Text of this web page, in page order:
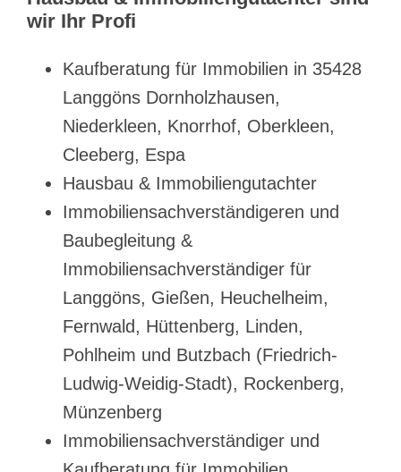
wir Ihr Profi
Kaufberatung für Immobilien in 35428
Langgöns Dornholzhausen,
Niederkleen, Knorrhof, Oberkleen,
Cleeberg, Espa
Hausbau & Immobiliengutachter
Immobiliensachverständigeren und
Baubegleitung &
Immobiliensachverständiger für
Langgöns, Gießen, Heuchelheim,
Fernwald, Hüttenberg, Linden,
Pohlheim und Butzbach (Friedrich-
Ludwig-Weidig-Stadt), Rockenberg,
Münzenberg
Immobiliensachverständiger und